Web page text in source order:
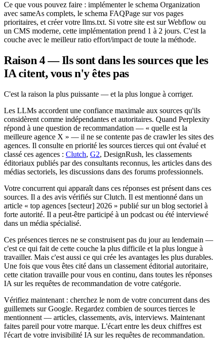
Ce que vous pouvez faire : implémenter le schema Organization
avec sameAs complets, le schema FAQPage sur vos pages
prioritaires, et créer votre llms.txt. Si votre site est sur Webflow ou
un CMS moderne, cette implémentation prend 1 à 2 jours. C'est la
couche avec le meilleur ratio effort/impact de toute la méthode.
Raison 4 — Ils sont dans les sources que les
IA citent, vous n'y êtes pas
C'est la raison la plus puissante — et la plus longue à corriger.
Les LLMs accordent une confiance maximale aux sources qu'ils
considèrent comme indépendantes et autoritaires. Quand Perplexity
répond à une question de recommandation — « quelle est la
meilleure agence X » — il ne se contente pas de crawler les sites des
agences. Il consulte en priorité les sources tierces qui ont évalué et
classé ces agences : Clutch, G2, DesignRush, les classements
éditoriaux publiés par des consultants reconnus, les articles dans des
médias sectoriels, les discussions dans des forums professionnels.
Votre concurrent qui apparaît dans ces réponses est présent dans ces
sources. Il a des avis vérifiés sur Clutch. Il est mentionné dans un
article « top agences [secteur] 2026 » publié sur un blog sectoriel à
forte autorité. Il a peut-être participé à un podcast ou été interviewé
dans un média spécialisé.
Ces présences tierces ne se construisent pas du jour au lendemain —
c'est ce qui fait de cette couche la plus difficile et la plus longue à
travailler. Mais c'est aussi ce qui crée les avantages les plus durables.
Une fois que vous êtes cité dans un classement éditorial autoritaire,
cette citation travaille pour vous en continu, dans toutes les réponses
IA sur les requêtes de recommandation de votre catégorie.
Vérifiez maintenant : cherchez le nom de votre concurrent dans des
guillemets sur Google. Regardez combien de sources tierces le
mentionnent — articles, classements, avis, interviews. Maintenant
faites pareil pour votre marque. L'écart entre les deux chiffres est
l'écart de votre invisibilité IA sur les requêtes de recommandation.